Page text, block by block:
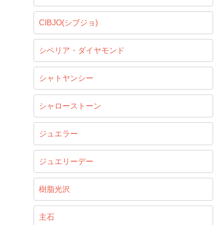
CIBJO(シブジョ)
シベリア・ダイヤモンド
シャトヤンシー
シャローストーン
ジュエラー
ジュエリーデー
樹脂光沢
主石